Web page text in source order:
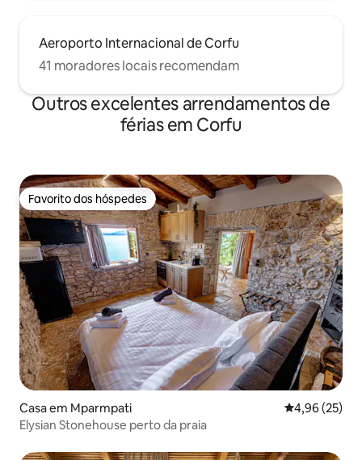
Aeroporto Internacional de Corfu
41 moradores locais recomendam
Outros excelentes arrendamentos de
férias em Corfu
Favorito dos hóspedes
Favorito dos hóspedes
Casa em Mparmpati Classificação
4,96 (25)
Elysian Stonehouse perto da praia